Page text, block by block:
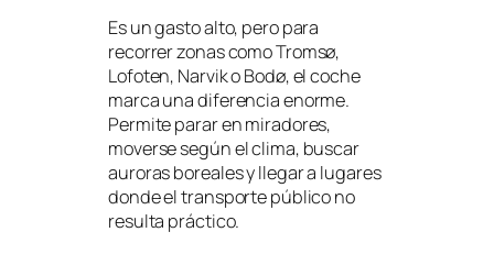
Es un gasto alto, pero para
recorrer zonas como Tromsø,
Lofoten, Narvik o Bodø, el coche
marca una diferencia enorme.
Permite parar en miradores,
moverse según el clima, buscar
auroras boreales y llegar a lugares
donde el transporte público no
resulta práctico.